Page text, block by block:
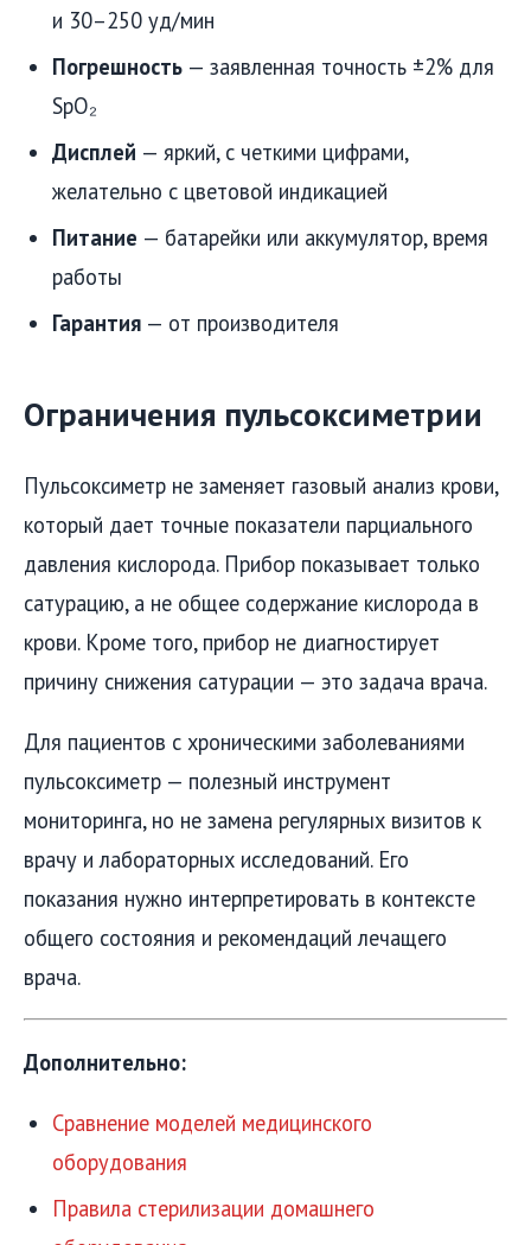
и 30–250 уд/мин
Погрешность — заявленная точность ±2% для
SpO₂
Дисплей — яркий, с четкими цифрами,
желательно с цветовой индикацией
Питание — батарейки или аккумулятор, время
работы
Гарантия — от производителя
Ограничения пульсоксиметрии
Пульсоксиметр не заменяет газовый анализ крови,
который дает точные показатели парциального
давления кислорода. Прибор показывает только
сатурацию, а не общее содержание кислорода в
крови. Кроме того, прибор не диагностирует
причину снижения сатурации — это задача врача.
Для пациентов с хроническими заболеваниями
пульсоксиметр — полезный инструмент
мониторинга, но не замена регулярных визитов к
врачу и лабораторных исследований. Его
показания нужно интерпретировать в контексте
общего состояния и рекомендаций лечащего
врача.
Дополнительно:
Сравнение моделей медицинского
оборудования
Правила стерилизации домашнего